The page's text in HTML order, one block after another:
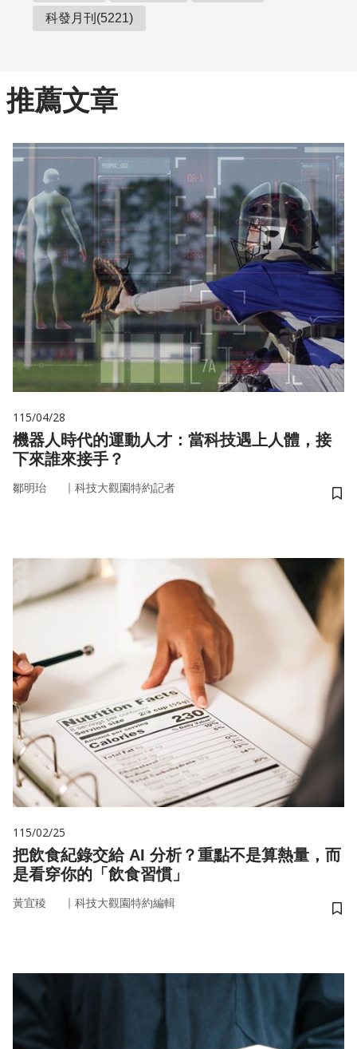
科發月刊(5221)
推薦文章
115/04/28
機器人時代的運動人才：當科技遇上人體，接
下來誰來接手？
鄒明珆 ｜ 科技大觀園特約記者
儲
115/02/25
把飲食紀錄交給 AI 分析？重點不是算熱量，而
是看穿你的「飲食習慣」
黃宜稜 ｜ 科技大觀園特約編輯
儲